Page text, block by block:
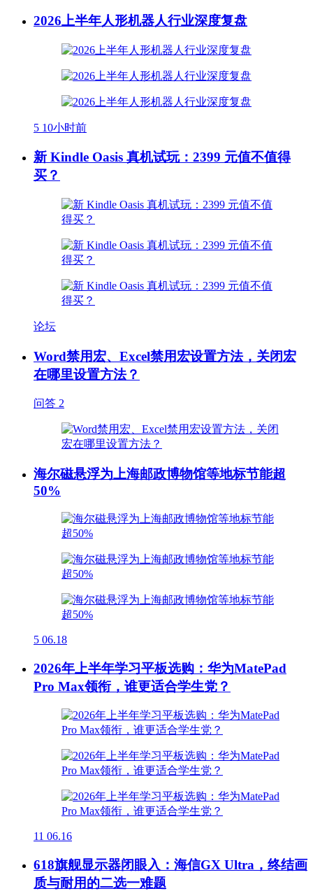
2026上半年人形机器人行业深度复盘
5 10小时前
新 Kindle Oasis 真机试玩：2399 元值不值得
买？
论坛
Word禁用宏、Excel禁用宏设置方法，关闭宏
在哪里设置方法？
问答 2
海尔磁悬浮为上海邮政博物馆等地标节能超
50%
5 06.18
2026年上半年学习平板选购：华为MatePad
Pro Max领衔，谁更适合学生党？
11 06.16
618旗舰显示器闭眼入：海信GX Ultra，终结画
质与耐用的二选一难题